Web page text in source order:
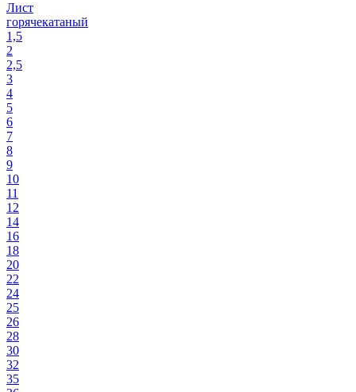
Лист
горячекатаный
1,5
2
2,5
3
4
5
6
7
8
9
10
11
12
14
16
18
20
22
24
25
26
28
30
32
35